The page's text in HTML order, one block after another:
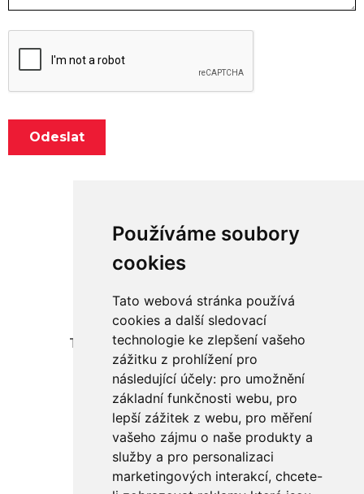
Používáme soubory
cookies
Tato webová stránka používá
cookies a další sledovací
technologie ke zlepšení vašeho
zážitku z prohlížení pro
následující účely: pro umožnění
základní funkčnosti webu, pro
lepší zážitek z webu, pro měření
vašeho zájmu o naše produkty a
služby a pro personalizaci
marketingových interakcí, chcete-
Adresa:
Telecí 106, okres Svitavy, 569 94
Kontakt:
+420 605 434 314
info@agripol.cz